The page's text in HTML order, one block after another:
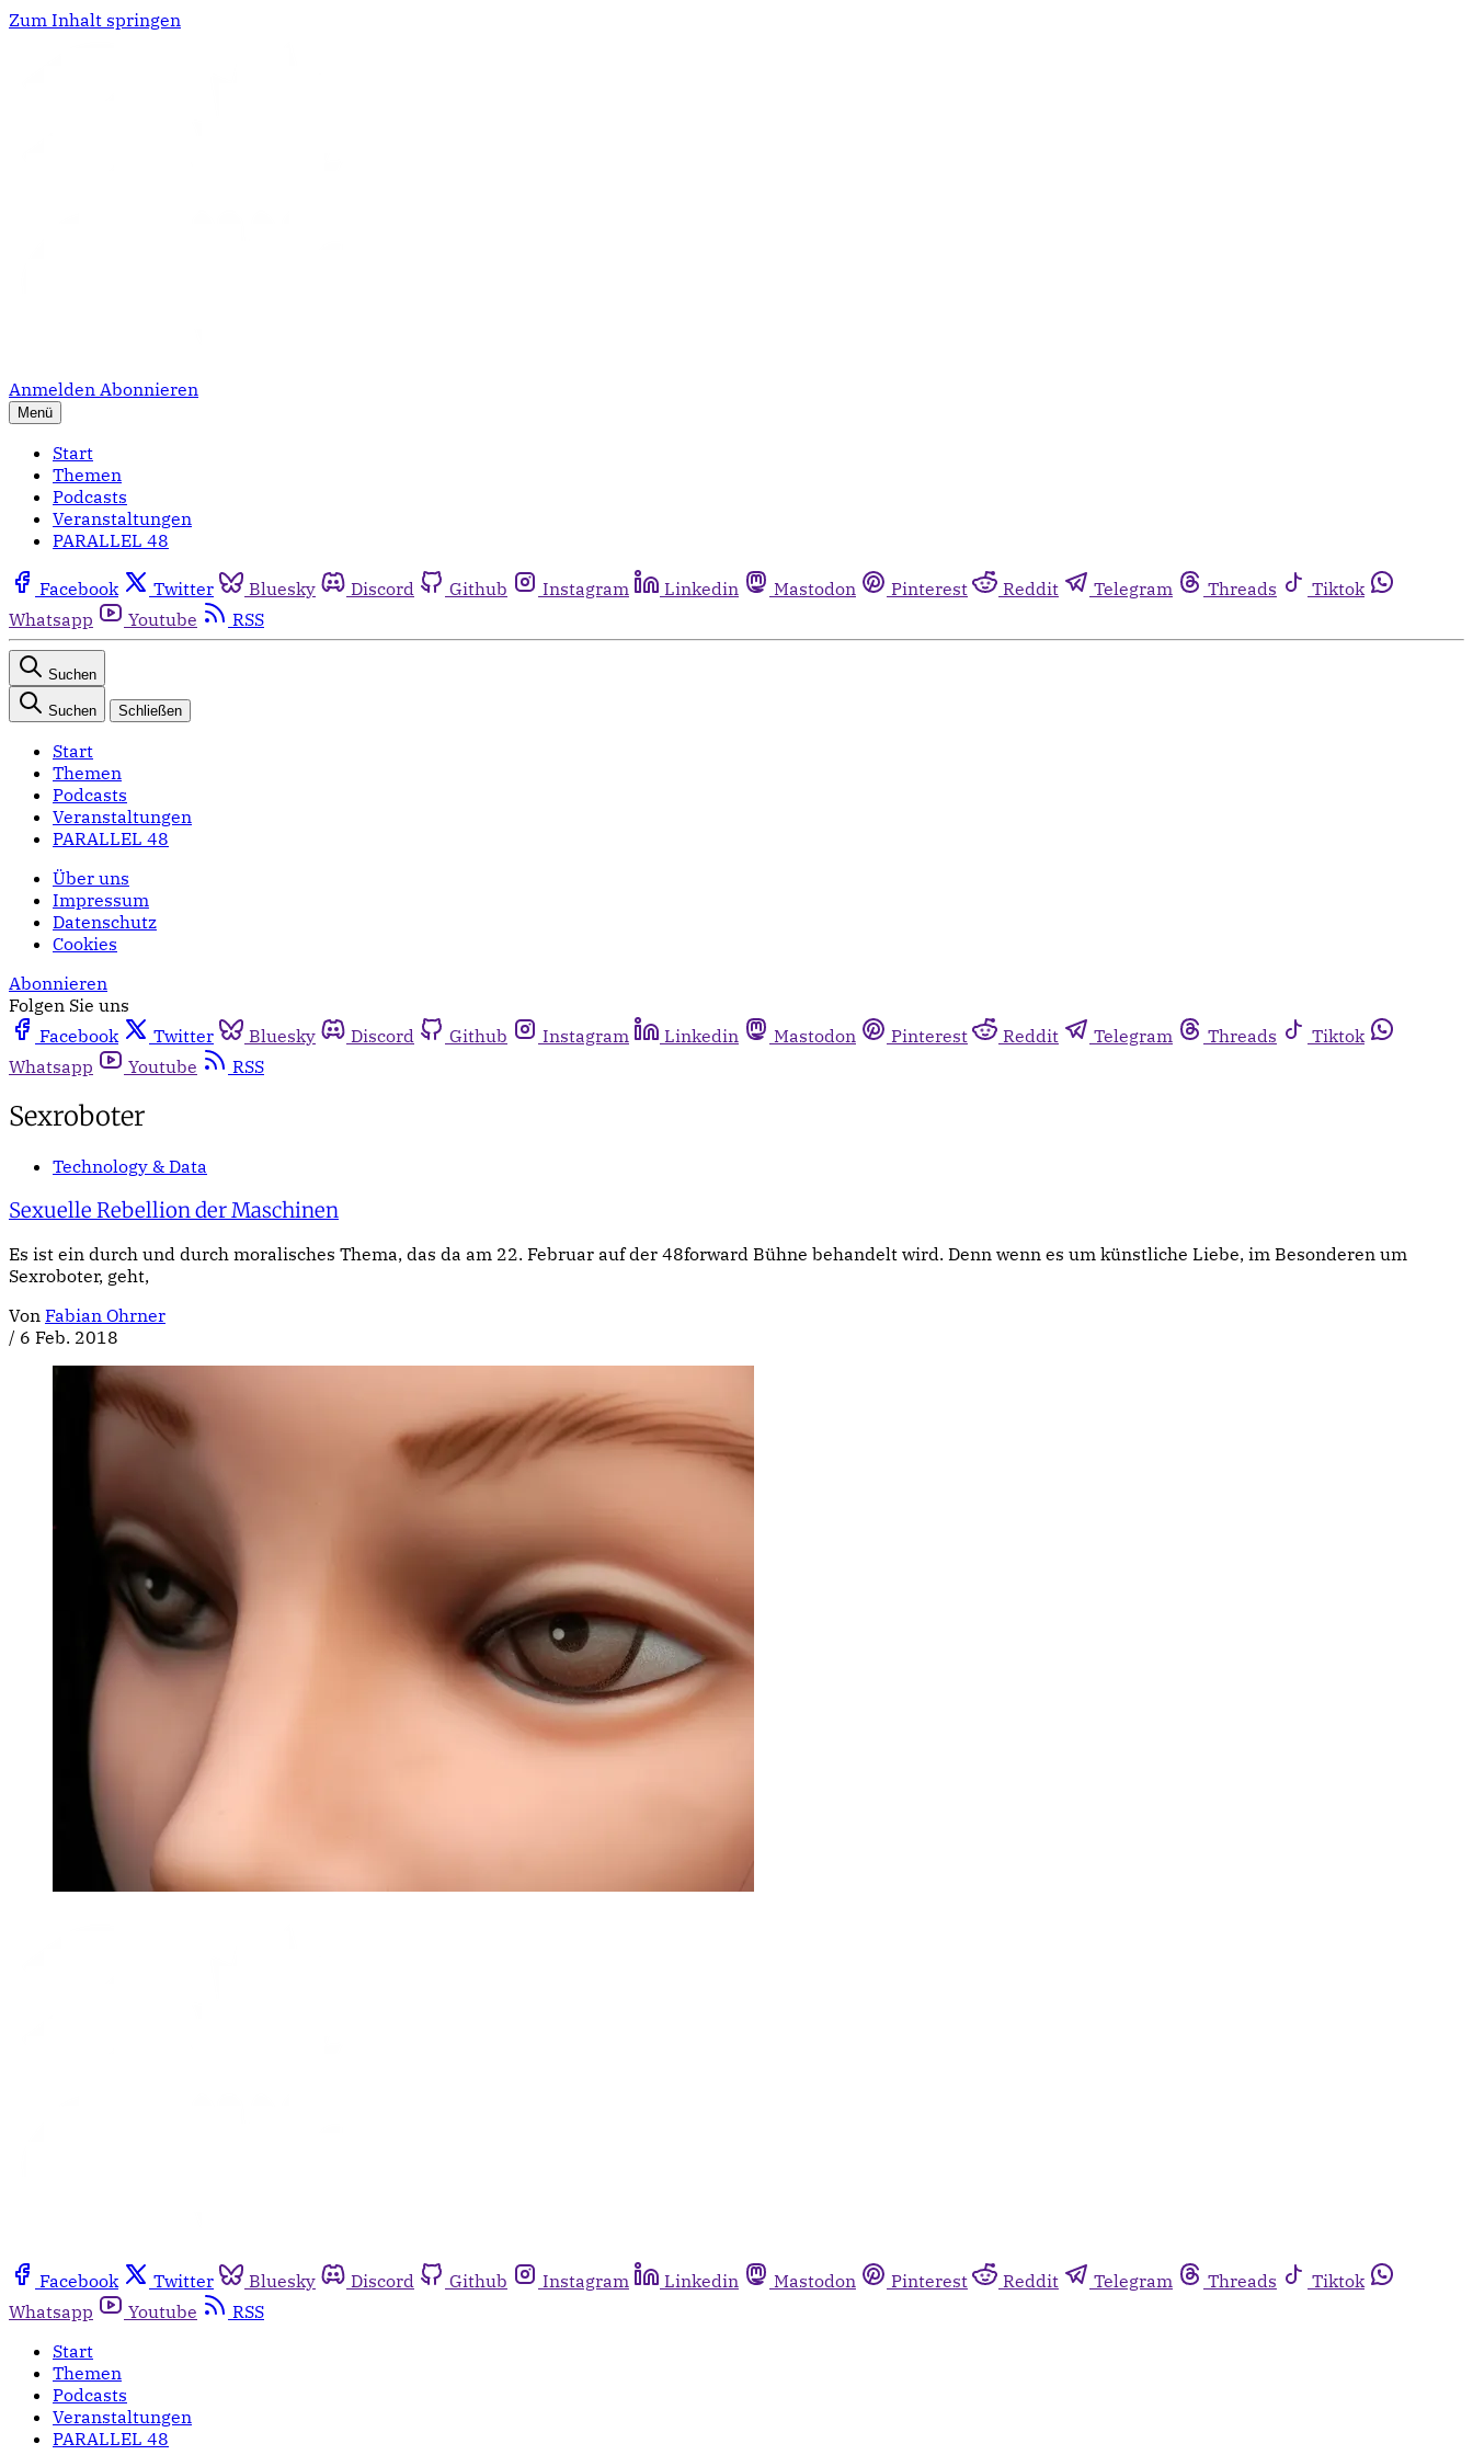
Zum Inhalt springen
Anmelden Abonnieren
Menü
Start
Themen
Podcasts
Veranstaltungen
PARALLEL 48
Facebook Twitter Bluesky Discord Github Instagram Linkedin Mastodon Pinterest Reddit Telegram Threads
Tiktok
Whatsapp
Youtube RSS
Suchen
Suchen Schließen
Start
Themen
Podcasts
Veranstaltungen
PARALLEL 48
Über uns
Impressum
Datenschutz
Cookies
Abonnieren
Folgen Sie uns
Facebook
Twitter Bluesky Discord Github Instagram Linkedin Mastodon Pinterest Reddit Telegram Threads
Tiktok
Whatsapp
Youtube RSS
Sexroboter
Technology & Data
Sexuelle Rebellion der Maschinen
Es ist ein durch und durch moralisches Thema, das da am 22. Februar auf der 48forward Bühne behandelt wird. Denn wenn es um künstliche Liebe, im Besonderen um
Sexroboter, geht,
Von Fabian Ohrner
/ 6 Feb. 2018
Facebook Twitter Bluesky Discord Github Instagram Linkedin Mastodon Pinterest Reddit Telegram Threads
Tiktok
Whatsapp
Youtube
RSS
Start
Themen
Podcasts
Veranstaltungen
PARALLEL 48